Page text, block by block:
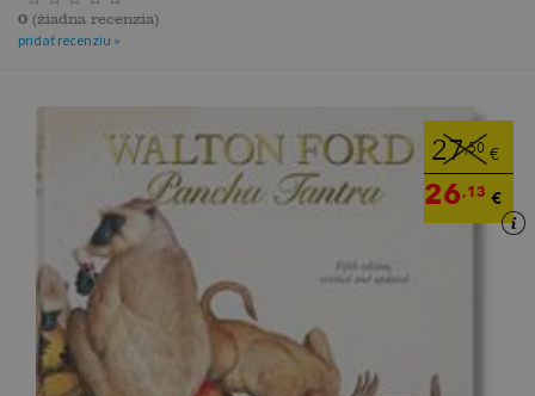
0 (žiadna recenzia)
pridať recenziu »
27,50 €
26,13 €